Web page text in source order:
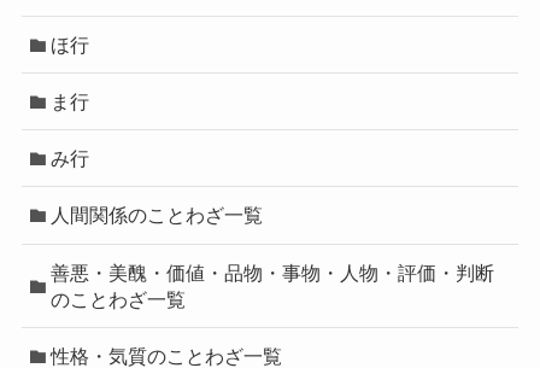
ほ行
ま行
み行
人間関係のことわざ一覧
善悪・美醜・価値・品物・事物・人物・評価・判断
のことわざ一覧
性格・気質のことわざ一覧